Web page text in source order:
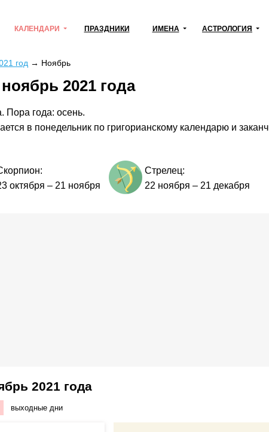
КАЛЕНДАРИ ПРАЗДНИКИ ИМЕНА АСТРОЛОГИЯ
год → Ноябрь
2021 года
Пора года: осень.
в понедельник по григорианскому календарю и
октября – 21 ноября
Стрелец:
22 ноября – 21 декабря
2021 года
выходные дни